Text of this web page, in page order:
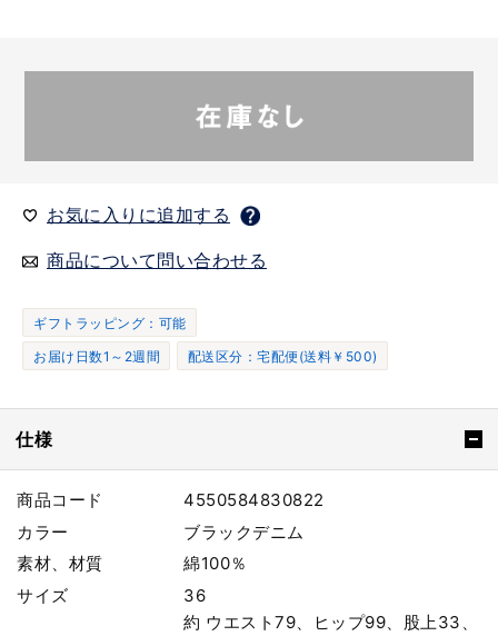
お気に入りに追加する
商品について問い合わせる
ギフトラッピング：可能
お届け日数1～2週間
配送区分：宅配便(送料￥500)
仕様
商品コード
4550584830822
カラー
ブラックデニム
素材、材質
綿100％
サイズ
36
約 ウエスト79、ヒップ99、股上33、